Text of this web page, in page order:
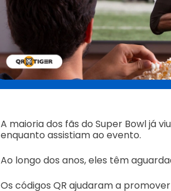
A maioria dos fãs do Super Bowl já
enquanto assistiam ao evento.
Ao longo dos anos, eles têm
Os códigos QR ajudaram a